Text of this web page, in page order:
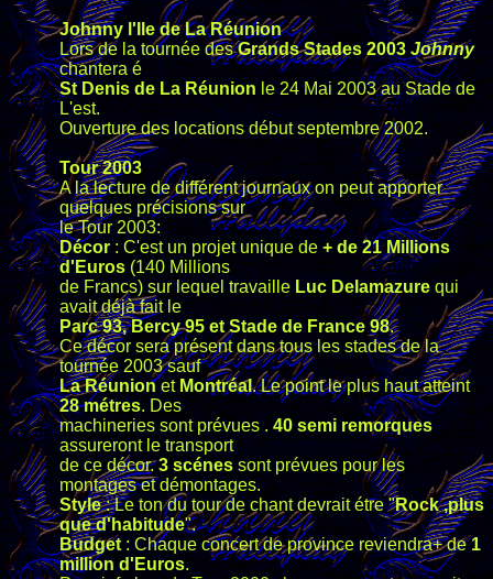
Johnny l'Ile de La Réunion
Lors de la tournée desGrands Stades 2003Johnny
chantera é
St Denis de La Réunionle 24 Mai 2003 au Stade de
L'est.
Ouverture des locations début septembre 2002.
Tour 2003
A la lecture de différent journaux on peut apporter
quelques précisions sur
le Tour 2003:
Décor: C'est un projet unique de+ de 21 Millions
d'Euros(140 Millions
de Francs) sur lequel travailleLuc Delamazurequi
avait déjà fait le
Parc 93, Bercy 95 et Stade de France 98.
Ce décor sera présent dans tous les stades de la
tournée 2003 sauf
La RéunionetMontréal. Le point le plus haut atteint
28 métres. Des
machineries sont prévues .40 semi remorques
assureront le transport
de ce décor.3 scénessont prévues pour les
montages et démontages.
Style: Le ton du tour de chant devrait étre "Rock ,plus
que d'habitude".
Budget: Chaque concert de province reviendra+ de1
million d'Euros.